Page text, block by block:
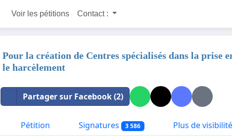
Voir les pétitions Contact :
Pour la création de Centres spécialisés dans la prise
le harcèlement
Partager sur Facebook (2)
Pétition Signatures 3 586 Plus de visibilité